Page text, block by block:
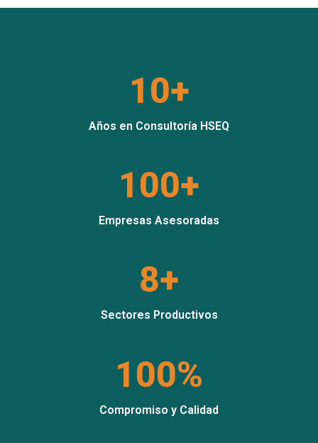
10+
Años en Consultoría HSEQ
100+
Empresas Asesoradas
8+
Sectores Productivos
100%
Compromiso y Calidad